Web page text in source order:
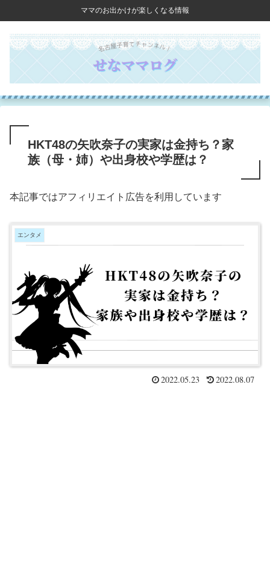
ママのお出かけが楽しくなる情報
HKT48の矢吹奈子の実家は金持ち？家
族（母・姉）や出身校や学歴は？
本記事ではアフィリエイト広告を利用しています
エンタメ
2022.05.23 2022.08.07